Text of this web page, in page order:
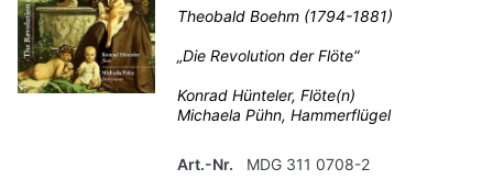
Theobald Boehm (1794-1881)
„Die Revolution der Flöte“
Konrad Hünteler, Flöte(n)
Michaela Pühn, Hammerflügel
Art.-Nr. MDG 311 0708-2